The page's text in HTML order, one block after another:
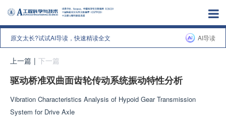
原文太长?试试AI导读，快速精读全文 AI导读
上一篇 | 下一篇
驱动桥准双曲面齿轮传动系统振动特性分析
Vibration Characteristics Analysis of Hypoid Gear Transmission
System for Drive Axle